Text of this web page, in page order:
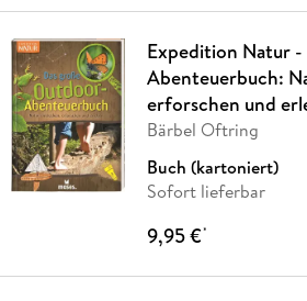
Expedition Natur
Abenteuerbuch:
erforschen und
Bärbel Oftring
Buch (kartoniert)
Sofort lieferbar
9,95 €*